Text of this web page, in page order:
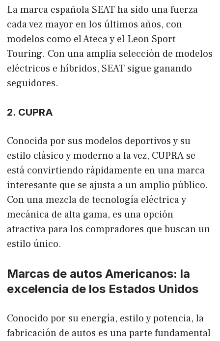
La marca española SEAT ha sido una fuerza
cada vez mayor en los últimos años, con
modelos como el Ateca y el Leon Sport
Touring. Con una amplia selección de modelos
eléctricos e híbridos, SEAT sigue ganando
seguidores.
2. CUPRA
Conocida por sus modelos deportivos y su
estilo clásico y moderno a la vez, CUPRA se
está convirtiendo rápidamente en una marca
interesante que se ajusta a un amplio público.
Con una mezcla de tecnología eléctrica y
mecánica de alta gama, es una opción
atractiva para los compradores que buscan un
estilo único.
Marcas de autos Americanos: la
excelencia de los Estados Unidos
Conocido por su energía, estilo y potencia, la
fabricación de autos es una parte fundamental